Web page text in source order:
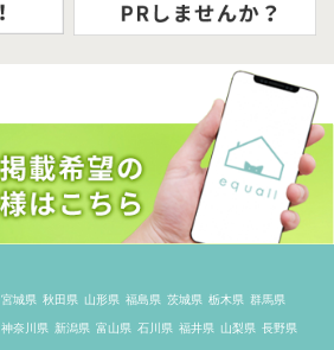
宮城県 秋田県 山形県 福島県 茨城県 栃木県 群馬県
神奈川県 新潟県 富山県 石川県 福井県 山梨県 長野県